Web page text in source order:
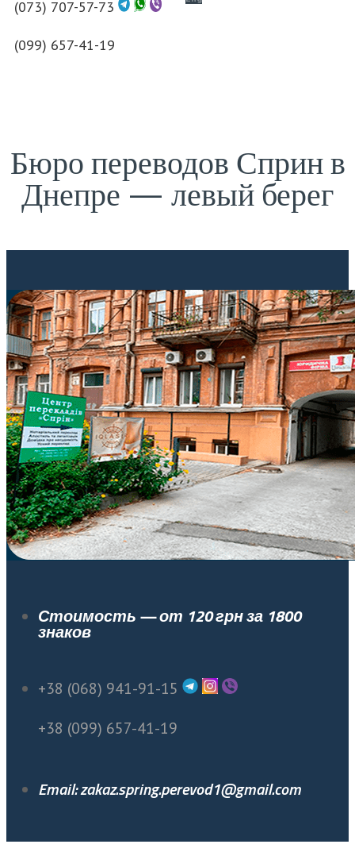
(073) 707-57-73
(099) 657-41-19
Бюро переводов Сприн в
Днепре — левый берег
Стоимость — от 120 грн за 1800
знаков
+38 (068) 941-91-15
+38 (099) 657-41-19
Email: zakaz.spring.perevod1@gmail.com